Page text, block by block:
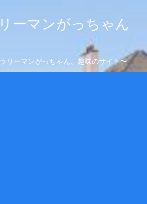
ーマンがっちゃん
リーマンがっちゃん、趣味のサイト〜